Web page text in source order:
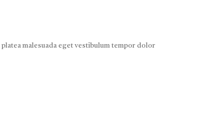
malesuada eget vestibulum tempor dolor